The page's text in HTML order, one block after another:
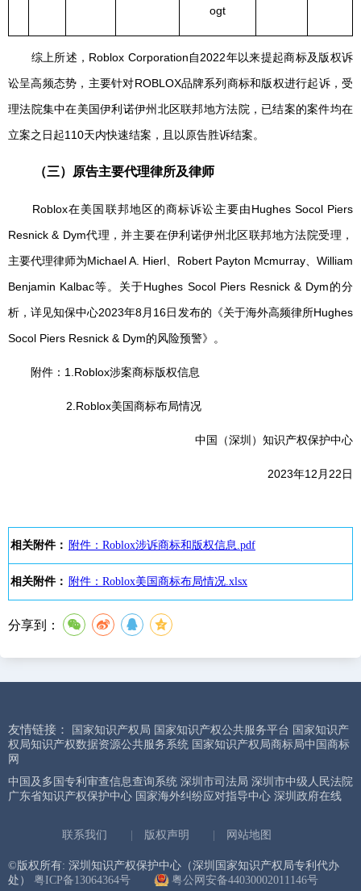
ogt
综上所述，Roblox Corporation自2022年以来提起商标及版权诉
讼呈高频态势，主要针对ROBLOX品牌系列商标和版权进行起诉，受
理法院集中在美国伊利诺伊州北区联邦地方法院，已结案的案件均在
立案之日起110天内快速结案，且以原告胜诉结案。
（三）原告主要代理律所及律师
Roblox在美国联邦地区的商标诉讼主要由Hughes Socol Piers
Resnick & Dym代理，并主要在伊利诺伊州北区联邦地方法院受理，
主要代理律师为Michael A. Hierl、Robert Payton Mcmurray、William
Benjamin Kalbac等。关于Hughes Socol Piers Resnick & Dym的分
析，详见知保中心2023年8月16日发布的《关于海外高频律所Hughes
Socol Piers Resnick & Dym的风险预警》。
附件：1.Roblox涉案商标版权信息
2.Roblox美国商标布局情况
中国（深圳）知识产权保护中心
2023年12月22日
相关附件： 附件：Roblox涉诉商标和版权信息.pdf
相关附件： 附件：Roblox美国商标布局情况.xlsx
分享到：
友情链接： 国家知识产权局 国家知识产权公共服务平台 国家知识产
权局知识产权数据资源公共服务系统 国家知识产权局商标局中国商标
网
中国及多国专利审查信息查询系统 深圳市司法局 深圳市中级人民法院
广东省知识产权保护中心 国家海外纠纷应对指导中心 深圳政府在线
联系我们 版权声明 网站地图
©版权所有: 深圳知识产权保护中心（深圳国家知识产权局专利代办
处） 粤ICP备13064364号 粤公网安备44030002011146号